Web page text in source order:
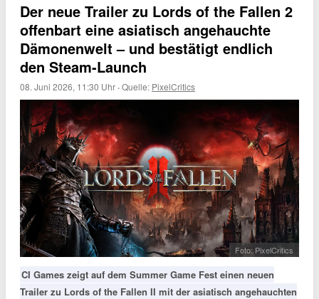
Der neue Trailer zu Lords of the Fallen 2
offenbart eine asiatisch angehauchte
Dämonenwelt – und bestätigt endlich
den Steam-Launch
08. Juni 2026, 11:30 Uhr ·Quelle: PixelCritics
Foto: PixelCritics
CI Games zeigt auf dem Summer Game Fest einen neuen
Trailer zu Lords of the Fallen II mit der asiatisch angehauchten